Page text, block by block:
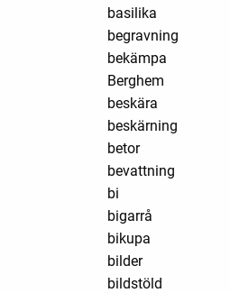
basilika
begravning
bekämpa
Berghem
beskära
beskärning
betor
bevattning
bi
bigarrå
bikupa
bilder
bildstöld